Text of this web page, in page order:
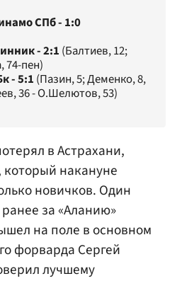
СПб - 1:0
- 2:1 (Балтиев, 12;
74-пен)
- 5:1 (Пазин, 5; Деменко, 8,
36 - О.Шелютов, 53)
в Астрахани,
который накануне
новичков. Один
за «Аланию»
на поле в основном
форварда Сергей
лучшему